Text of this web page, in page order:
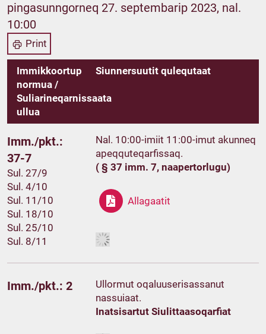
pingasunngorneq 27. septembarip 2023, nal.
10:00
Print
Immikkoortup
normua /
Suliarineqarnissaata
ullua
Siunnersuutit qulequtaat
Imm./pkt.:
37-7
Sul. 27/9
Sul. 4/10
Sul. 11/10
Sul. 18/10
Sul. 25/10
Sul. 8/11
Nal. 10:00-imiit 11:00-imut akunneq
apeqquteqarfissaq.
( § 37 imm. 7, naapertorlugu)
Allagaatit
Imm./pkt.: 2
Ullormut oqaluuserisassanut
nassuiaat.
Inatsisartut Siulittaasoqarfiat